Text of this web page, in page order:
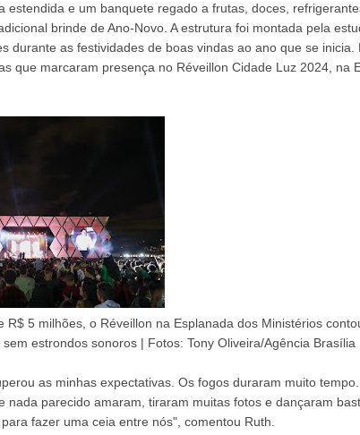
estendida e um banquete regado a frutas, doces,
brinde de Ano-Novo. A estrutura foi montada pela
durante as festividades de boas vindas ao ano que se inicia.
que marcaram presença no Réveillon Cidade Luz 2024, na
R$ 5 milhões, o Réveillon na Esplanada dos Ministérios
estrondos sonoros | Fotos: Tony Oliveira/Agência Brasília
as minhas expectativas. Os fogos duraram muito
nada parecido amaram, tiraram muitas fotos e dançaram
fazer uma ceia entre nós", comentou Ruth.